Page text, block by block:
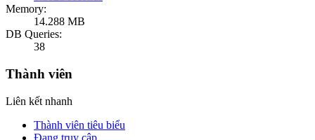
Memory:
14.288 MB
DB Queries:
38
Thành viên
Liên kết nhanh
Thành viên tiêu biểu
Đang truy cập